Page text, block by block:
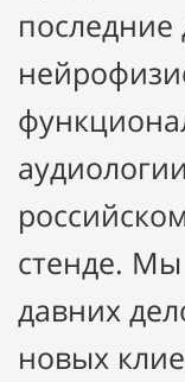
последние
стенде.
давних
новых